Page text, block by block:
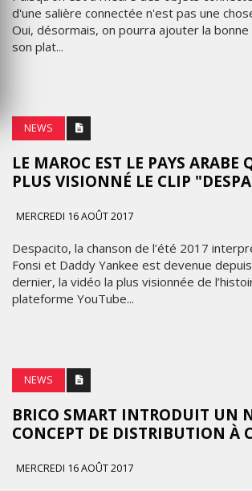
d'une salière connectée n'est pas une
Oui, désormais, on pourra ajouter la
son plat...
NEWS
LE MAROC EST LE PAYS ARABE
PLUS VISIONNÉ LE CLIP
MERCREDI 16 AOÛT 2017
Despacito, la chanson de l’été 2017
Fonsi et Daddy Yankee est devenue
dernier, la vidéo la plus visionnée de
plateforme YouTube...
NEWS
BRICO SMART INTRODUIT UN
CONCEPT DE DISTRIBUTION À
MERCREDI 16 AOÛT 2017